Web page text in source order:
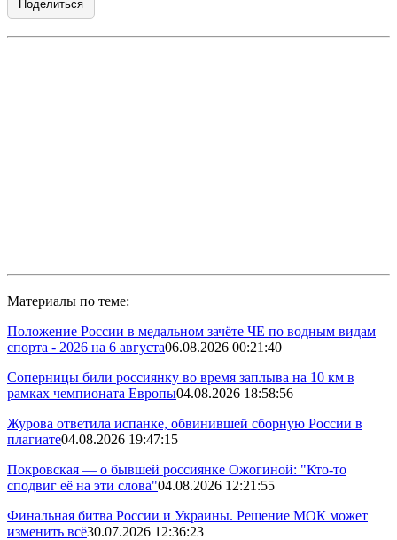
Поделиться
Материалы по теме:
Положение России в медальном зачёте ЧЕ по водным видам
спорта - 2026 на 6 августа06.08.2026 00:21:40
Соперницы били россиянку во время заплыва на 10 км в
рамках чемпионата Европы04.08.2026 18:58:56
Журова ответила испанке, обвинившей сборную России в
плагиате04.08.2026 19:47:15
Покровская — о бывшей россиянке Ожогиной: "Кто-то
сподвиг её на эти слова"04.08.2026 12:21:55
Финальная битва России и Украины. Решение МОК может
изменить всё30.07.2026 12:36:23